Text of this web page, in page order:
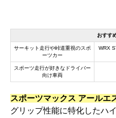
おすす
サーキット走行や峠道重視のスポ
ーツカー
WRX
スポーツ走行が好きなドライバー
向け車両
スポーツマックス アールエ
グリップ性能に特化したハ